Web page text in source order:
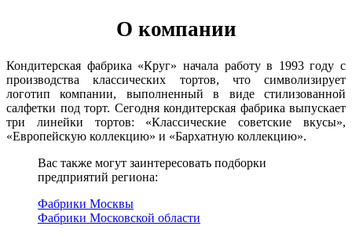
О компании
Кондитерская фабрика «Круг» начала работу в 1993 году с
производства классических тортов, что символизирует
логотип компании, выполненный в виде стилизованной
салфетки под торт. Сегодня кондитерская фабрика выпускает
три линейки тортов: «Классические советские вкусы»,
«Европейскую коллекцию» и «Бархатную коллекцию».
Вас также могут заинтересовать подборки
предприятий региона:
Фабрики Москвы
Фабрики Московской области